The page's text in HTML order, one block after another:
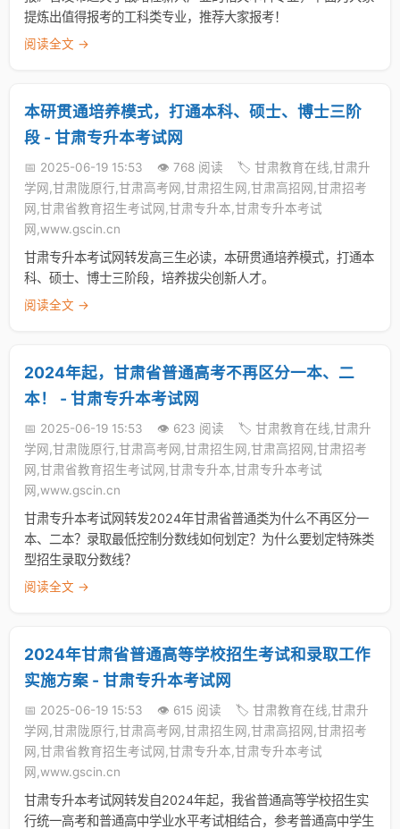
提炼出值得报考的工科类专业，推荐大家报考！
阅读全文 →
本研贯通培养模式，打通本科、硕士、博士三阶
段 - 甘肃专升本考试网
📅 2025-06-19 15:53 👁️ 768 阅读
🏷️ 甘肃教育在线,甘肃升
学网,甘肃陇原行,甘肃高考网,甘肃招生网,甘肃高招网,甘肃招考
网,甘肃省教育招生考试网,甘肃专升本,甘肃专升本考试
网,www.gscin.cn
甘肃专升本考试网转发高三生必读，本研贯通培养模式，打通本
科、硕士、博士三阶段，培养拔尖创新人才。
阅读全文 →
​2024年起，甘肃省普通高考不再区分一本、二
本！ - 甘肃专升本考试网
📅 2025-06-19 15:53 👁️ 623 阅读
🏷️ 甘肃教育在线,甘肃升
学网,甘肃陇原行,甘肃高考网,甘肃招生网,甘肃高招网,甘肃招考
网,甘肃省教育招生考试网,甘肃专升本,甘肃专升本考试
网,www.gscin.cn
甘肃专升本考试网转发2024年甘肃省普通类为什么不再区分一
本、二本？录取最低控制分数线如何划定？为什么要划定特殊类
型招生录取分数线？
阅读全文 →
2024年甘肃省普通高等学校招生考试和录取工作
实施方案 - 甘肃专升本考试网
📅 2025-06-19 15:53 👁️ 615 阅读
🏷️ 甘肃教育在线,甘肃升
学网,甘肃陇原行,甘肃高考网,甘肃招生网,甘肃高招网,甘肃招考
网,甘肃省教育招生考试网,甘肃专升本,甘肃专升本考试
网,www.gscin.cn
甘肃专升本考试网转发自2024年起，我省普通高等学校招生实
行统一高考和普通高中学业水平考试相结合，参考普通高中学生